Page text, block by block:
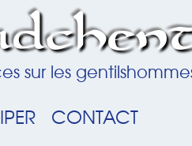
sur les
CONTACT